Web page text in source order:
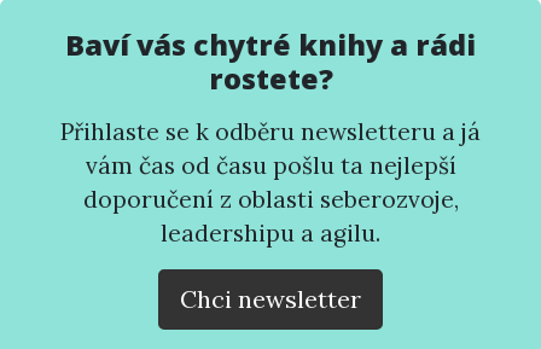
Baví vás chytré knihy a rádi
rostete?
Přihlaste se k odběru newsletteru a já
vám čas od času pošlu ta nejlepší
doporučení z oblasti seberozvoje,
leadershipu a agilu.
Chci newsletter